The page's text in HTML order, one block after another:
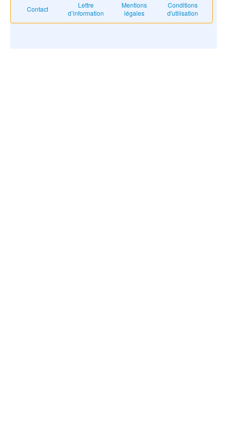
Contact
Lettre
d’information
Mentions
légales
Conditions
d'utilisation